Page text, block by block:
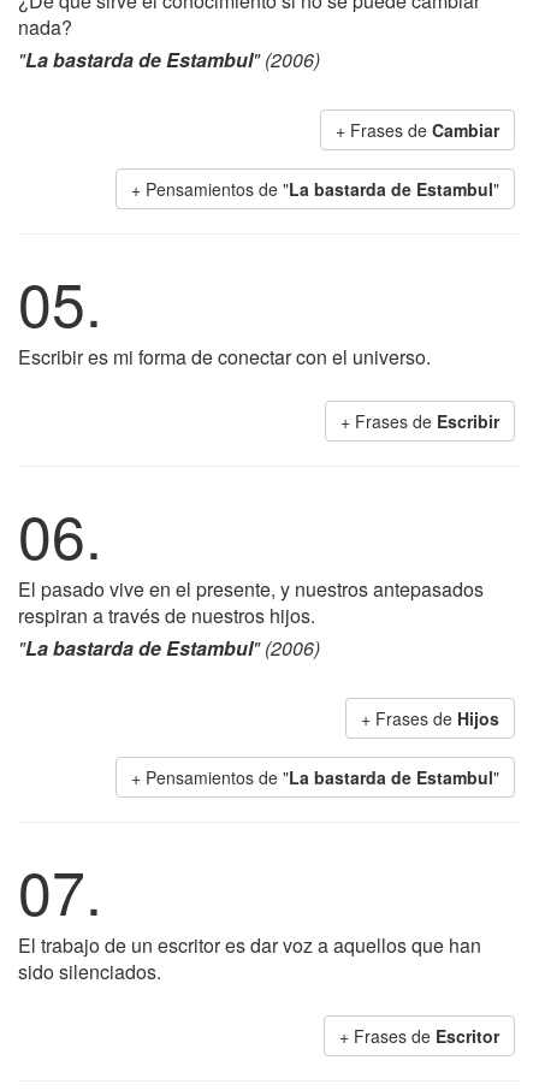
nada?
"La bastarda de Estambul" (2006)
+ Frases de Cambiar
+ Pensamientos de "La bastarda de Estambul"
05.
Escribir es mi forma de conectar con el universo.
+ Frases de Escribir
06.
El pasado vive en el presente, y nuestros antepasados
respiran a través de nuestros hijos.
"La bastarda de Estambul" (2006)
+ Frases de Hijos
+ Pensamientos de "La bastarda de Estambul"
07.
El trabajo de un escritor es dar voz a aquellos que han
sido silenciados.
+ Frases de Escritor